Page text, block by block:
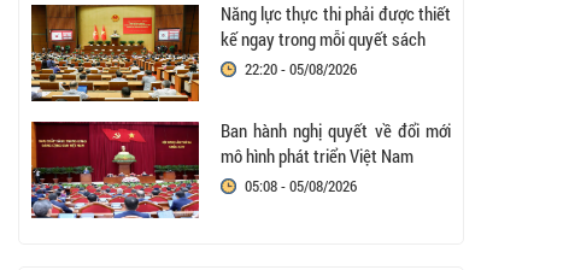
Năng lực thực thi phải được thiết
kế ngay trong mỗi quyết sách
22:20 - 05/08/2026
Ban hành nghị quyết về đổi mới
mô hình phát triển Việt Nam
05:08 - 05/08/2026